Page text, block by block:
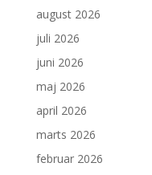
august 2026
juli 2026
juni 2026
maj 2026
april 2026
marts 2026
februar 2026